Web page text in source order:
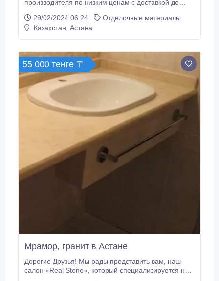
производителя по низким ценам с доставкой до
происхождения товара, полный пакет документов..
29/02/2024 06:24
Отделочные материалы
Казахстан, Астана
55 000 тенге 〒
Мрамор, гранит в Астане
Дорогие Друзья! Мы рады представить вам, наш
салон «Real Stone», который специализируется на